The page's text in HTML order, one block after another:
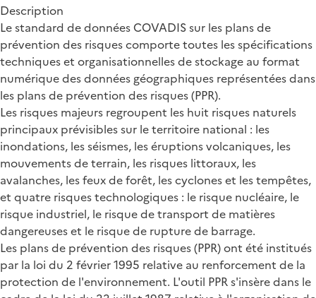
Description
Le standard de données COVADIS sur les plans de
prévention des risques comporte toutes les spécifications
techniques et organisationnelles de stockage au format
numérique des données géographiques représentées dans
les plans de prévention des risques (PPR).
Les risques majeurs regroupent les huit risques naturels
principaux prévisibles sur le territoire national : les
inondations, les séismes, les éruptions volcaniques, les
mouvements de terrain, les risques littoraux, les
avalanches, les feux de forêt, les cyclones et les tempêtes,
et quatre risques technologiques : le risque nucléaire, le
risque industriel, le risque de transport de matières
dangereuses et le risque de rupture de barrage.
Les plans de prévention des risques (PPR) ont été institués
par la loi du 2 février 1995 relative au renforcement de la
protection de l'environnement. L'outil PPR s'insère dans le